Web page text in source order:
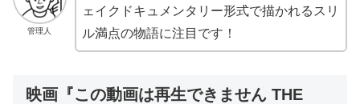
管理人
ェイクドキュメンタリー形式で描かれるスリ
ル満点の物語に注目です！
映画『この動画は再生できません THE